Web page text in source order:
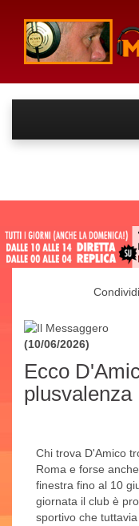
(10/06/2026)
Ecco
plusvalenza
Chi trova D'Amico
Roma e forse
finestra fino al 10
giornata il club è
sportivo che